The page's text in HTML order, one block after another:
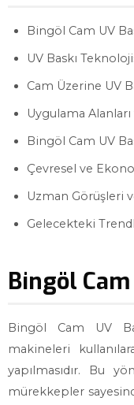
Bingöl Cam UV
UV Baskı
Cam Üzerine UV
Uygulama
Bingöl Cam UV
Çevresel ve
Uzman Görüşleri
Gelecekteki
Bingöl Cam
Bingöl Cam UV
makineleri
yapılmasıdır. Bu
mürekkepler